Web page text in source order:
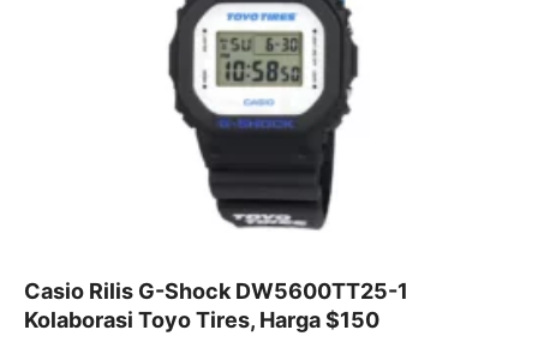
Casio Rilis G-Shock DW5600TT25-1
Kolaborasi Toyo Tires, Harga $150